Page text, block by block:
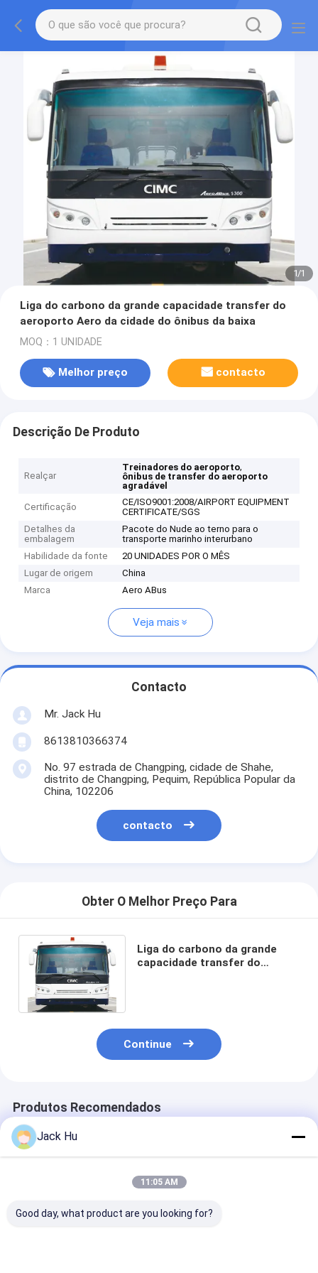
1/1
Liga do carbono da grande capacidade transfer do
aeroporto Aero da cidade do ônibus da baixa
MOQ：1 UNIDADE
Melhor preço contacto
Descrição De Produto
Realçar
Treinadores do aeroporto,
ônibus de transfer do aeroporto
agradável
Certificação
CE/ISO9001:2008/AIRPORT EQUIPMENT
CERTIFICATE/SGS
Detalhes da
embalagem
Pacote do Nude ao terno para o
transporte marinho interurbano
Habilidade da fonte
20 UNIDADES POR O MÊS
Lugar de origem
China
Marca
Aero ABus
Veja mais
Contacto
Mr. Jack Hu
8613810366374
No. 97 estrada de Changping, cidade de Shahe,
distrito de Changping, Pequim, República Popular da
China, 102206
contacto
Obter O Melhor Preço Para
Liga do carbono da grande
capacidade transfer do
Continue
Produtos Recomendados
Jack Hu
11:05 AM
Good day, what product are you looking for?